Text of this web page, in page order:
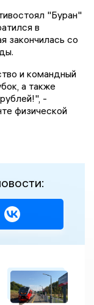
"Буран"
в
закончилась со
и командный
а также
-
физической